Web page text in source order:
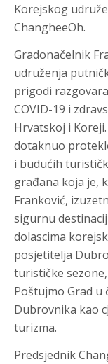
Korejskog
ChangheeOh.
Gradonačelnik
udruženja
prigodi
COVID-19 i
Hrvatskoj i
dotaknuo
i budućih
građana koja je,
Franković,
sigurnu
dolascima
posjetitelja
turističke
Poštujmo Grad u
Dubrovnika kao
turizma.
Predsjednik